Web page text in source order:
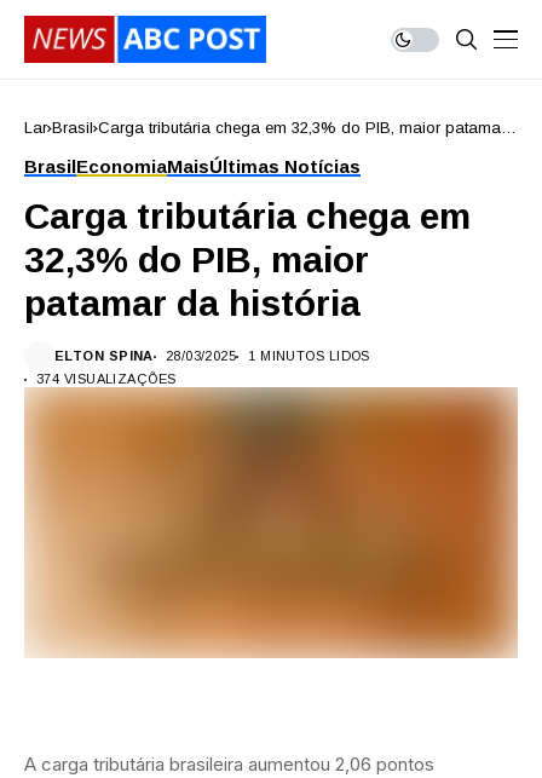
Lar Brasil Carga tributária chega em 32,3% do PIB, maior patamar
BrasilEconomiaMaisÚltimas Notícias
Carga tributária chega em
32,3% do PIB, maior
patamar da história
ELTON SPINA 28/03/2025
1 MINUTOS LIDOS
374 VISUALIZAÇÕES
A carga tributária brasileira aumentou 2,06 pontos